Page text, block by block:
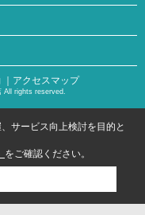
｜アクセスマップ
All rights reserved.
サービス向上検討を目的と
をご確認ください。